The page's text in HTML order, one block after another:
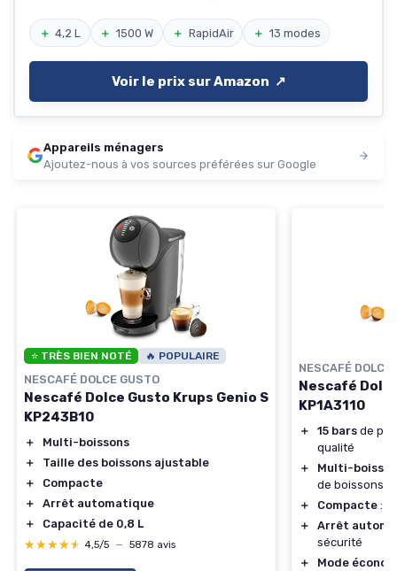
＋ 4,2 L ＋ 1500 W ＋ RapidAir ＋ 13 modes
Voir le prix sur Amazon ↗️
Appareils ménagers
Ajoutez-nous à vos sources préférées sur Google
⭐ TRÈS BIEN NOTÉ 🔥 POPULAIRE
NESCAFÉ DOLCE GUSTO
Nescafé Dolce Gusto Krups Genio S
KP243B10
＋
Multi-boissons
＋
Taille des boissons ajustable
＋
Compacte
＋
Arrêt automatique
＋
Capacité de 0,8 L
★★★★★
★★★★★ 4,5/5 — 5878 avis
NESCAFÉ DOLCE
Nescafé
KP1A3110
＋ 15 bars de
qualité
＋
Multi-
de boissons
＋
Compacte :
＋
Arrêt
sécurité
＋
Mode